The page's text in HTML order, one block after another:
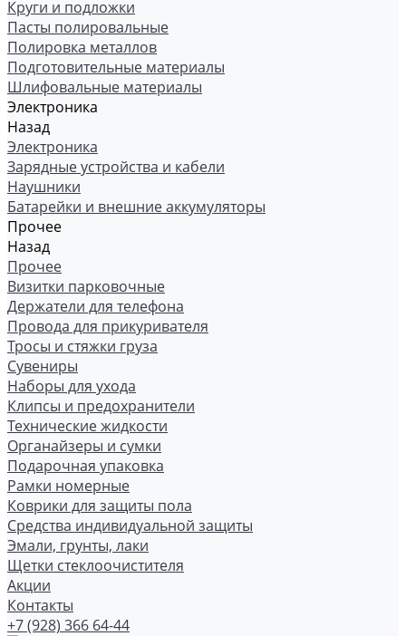
Круги и подложки
Пасты полировальные
Полировка металлов
Подготовительные материалы
Шлифовальные материалы
Электроника
Назад
Электроника
Зарядные устройства и кабели
Наушники
Батарейки и внешние аккумуляторы
Прочее
Назад
Прочее
Визитки парковочные
Держатели для телефона
Провода для прикуривателя
Тросы и стяжки груза
Сувениры
Наборы для ухода
Клипсы и предохранители
Технические жидкости
Органайзеры и сумки
Подарочная упаковка
Рамки номерные
Коврики для защиты пола
Средства индивидуальной защиты
Эмали, грунты, лаки
Щетки стеклоочистителя
Акции
Контакты
+7 (928) 366 64-44